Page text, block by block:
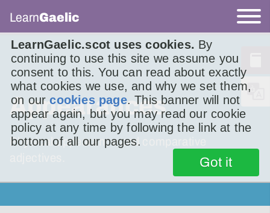
LearnGaelic.scot uses cookies. By
continuing to use this site we assume you
consent to this. You can read about exactly
what cookies we use, and why we set them,
on ourcookies page. This banner will not
appear again, but you may read our cookie
policy at any time by following the link at the
bottom of all our pages.
Got it
LearnGaelic
Appearances
Physical appearance and comparative